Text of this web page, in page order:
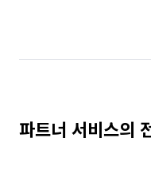
파트너 서비스의